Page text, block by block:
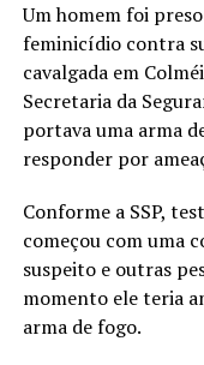
Um homem foi
feminicídio contra
cavalgada em
Secretaria da
portava uma arma
responder por
Conforme a SSP,
começou com uma
suspeito e outras
momento ele teria
arma de fogo.